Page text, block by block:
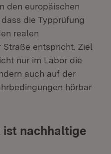
den europäischen
die Typprüfung
realen
entspricht. Ziel
nur im Labor die
auch auf der
hörbar
nachhaltige